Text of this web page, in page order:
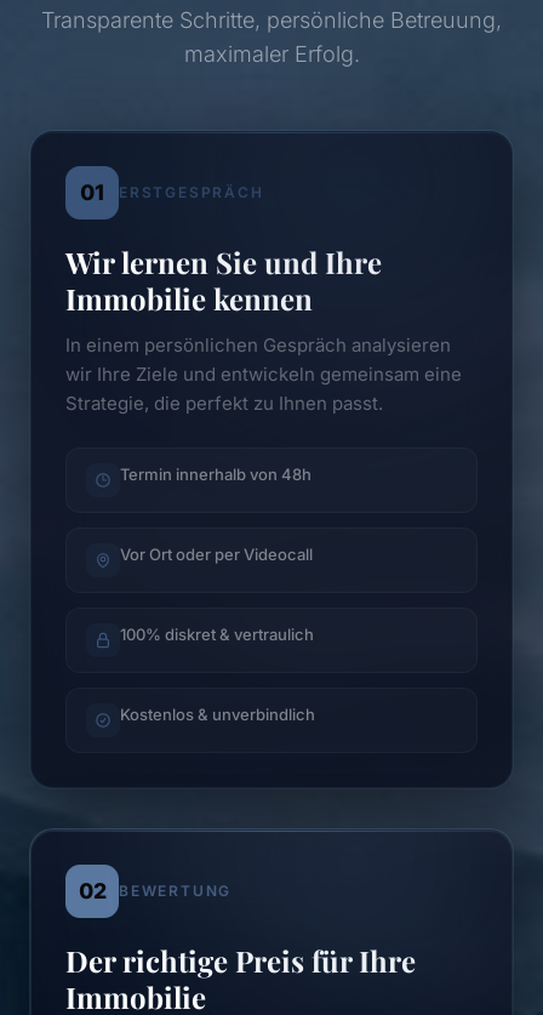
Transparente Schritte, persönliche Betreuung,
maximaler Erfolg.
01 ERSTGESPRÄCH
Wir lernen Sie und Ihre
Immobilie kennen
In einem persönlichen Gespräch analysieren
wir Ihre Ziele und entwickeln gemeinsam eine
Strategie, die perfekt zu Ihnen passt.
Termin innerhalb von 48h
Vor Ort oder per Videocall
100% diskret & vertraulich
Kostenlos & unverbindlich
02 BEWERTUNG
Der richtige Preis für Ihre
Immobilie